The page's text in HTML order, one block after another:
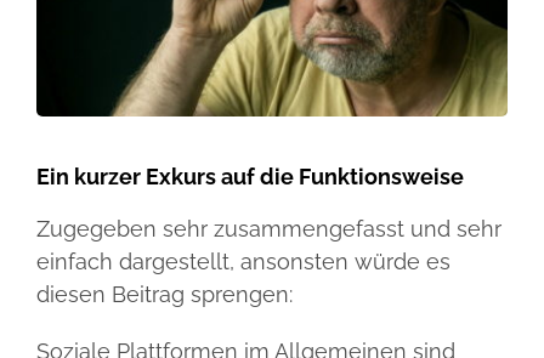
Ein kurzer Exkurs auf die Funktionsweise
Zugegeben sehr zusammengefasst und sehr
einfach dargestellt, ansonsten würde es
diesen Beitrag sprengen:
Soziale Plattformen im Allgemeinen sind